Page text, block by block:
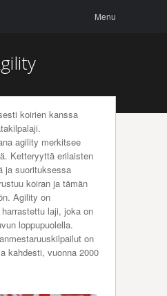
content
Menu
koirien kanssa
agility merkitsee
Ketteryyttä erilaisten
ja suorituksessa
koiran ja tämän
Agility on
laji, joka on
loppupuolella.
on
kahdesti, vuonna 2000